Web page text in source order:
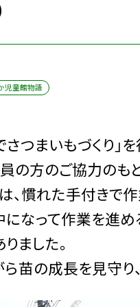
児童館物語
つまいもづくり」を
方のご協力のもと
慣れた手付きで作
なって作業を進め
ました。
苗の成長を見守り